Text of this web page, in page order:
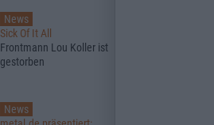
News
Sick Of It All
Frontmann Lou Koller ist
gestorben
News